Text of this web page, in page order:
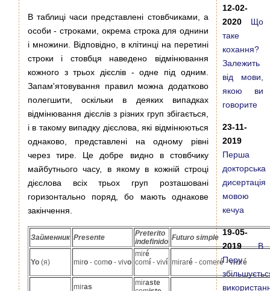
В таблиці часи представлені стовбчиками, а
особи - строками, окрема строка для однини
і множини. Відповідно, в клітинці на перетині
строки і стовбця наведено відмінювання
кожного з трьох дієслів - одне під одним.
Запам'ятовування правил можна додатково
полегшити, оскільки в деяких випадках
відмінювання дієслів з різних груп збігається,
і в такому випадку дієслова, які відмінюються
однаково, представлені на одному рівні
через тире. Це добре видно в стовбчику
майбутнього часу, в якому в кожній строці
дієслова всіх трьох груп розташовані
горизонтально поряд, бо мають однакове
закінчення.
Займенник Presente
Preterito
indefinido Futuro simple
Yo(я) miro - como- vivo
miré
comí- viví miraré - comeré- viviré
miras
miraste
12-02-
2020 Що
таке
кохання?
Залежить
від мови,
якою ви
говорите
23-11-
2019
Перша
докторська
дисертація
мовою
кечуа
19-05-
2019В
Перу